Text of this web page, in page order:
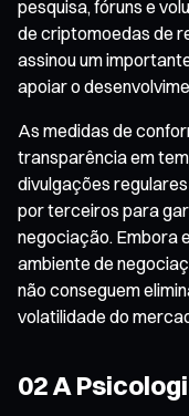
pesquisa, fóruns e
de criptomoedas de
assinou um
apoiar o
As medidas de
transparência em
divulgações
por terceiros para
negociação. Embora
ambiente de
não conseguem
volatilidade do
02 A